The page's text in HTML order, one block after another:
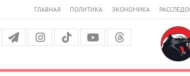
ГЛАВНАЯ ПОЛИТИКА ЭКОНОМИКА